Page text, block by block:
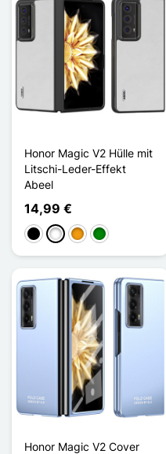
Honor Magic V2 Hülle mit
Litschi-Leder-Effekt
Abeel
14,99 €
Schwarz
WeißOrange
Grün
Honor Magic V2 Cover